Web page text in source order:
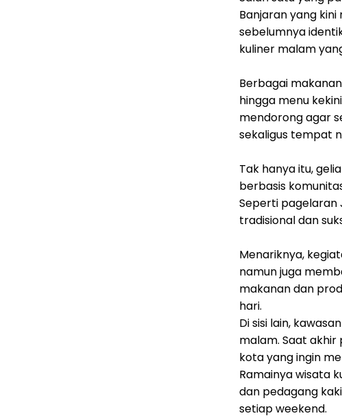
Banjaran yang
sebelumnya
kuliner malam
Berbagai
hingga menu
mendorong agar
sekaligus tempat
Tak hanya itu,
berbasis
Seperti pagelaran
tradisional dan
Menariknya,
namun juga
makanan dan
hari.
Di sisi lain,
malam. Saat akhir
kota yang ingin
Ramainya wisata
dan pedagang
setiap weekend.